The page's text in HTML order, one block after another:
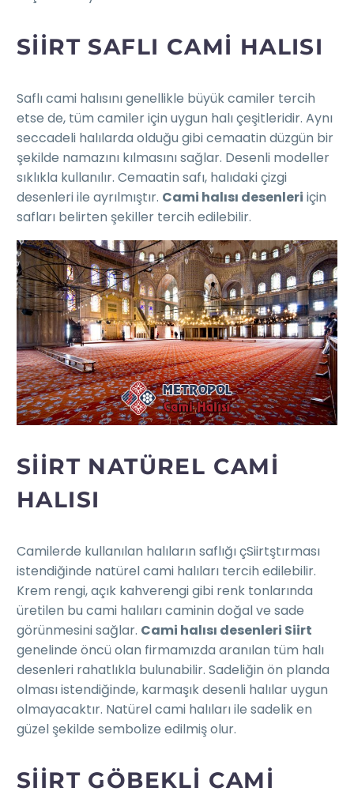
SIIRT SAFLI CAMI HALISI
Saflı cami halısını genellikle büyük camiler tercih
etse de, tüm camiler için uygun halı çeşitleridir. Aynı
seccadeli halılarda olduğu gibi cemaatin düzgün bir
şekilde namazını kılmasını sağlar. Desenli modeller
sıklıkla kullanılır. Cemaatin safı, halıdaki çizgi
desenleri ile ayrılmıştır. Cami halısı desenleri için
safları belirten şekiller tercih edilebilir.
SIIRT NATÜREL CAMI
HALISI
Camilerde kullanılan halıların saflığı çSiirtştırması
istendiğinde natürel cami halıları tercih edilebilir.
Krem rengi, açık kahverengi gibi renk tonlarında
üretilen bu cami halıları caminin doğal ve sade
görünmesini sağlar. Cami halısı desenleri Siirt
genelinde öncü olan firmamızda aranılan tüm halı
desenleri rahatlıkla bulunabilir. Sadeliğin ön planda
olması istendiğinde, karmaşık desenli halılar uygun
olmayacaktır. Natürel cami halıları ile sadelik en
güzel şekilde sembolize edilmiş olur.
SIIRT GÖBEKLI CAMI